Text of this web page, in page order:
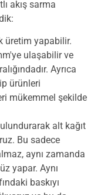
akış sarma
üretim yapabilir.
ulaşabilir ve
Ayrıca
ürünleri
mükemmel şekilde
alt kağıt
Bu sadece
aynı zamanda
yapar. Aynı
baskıyı